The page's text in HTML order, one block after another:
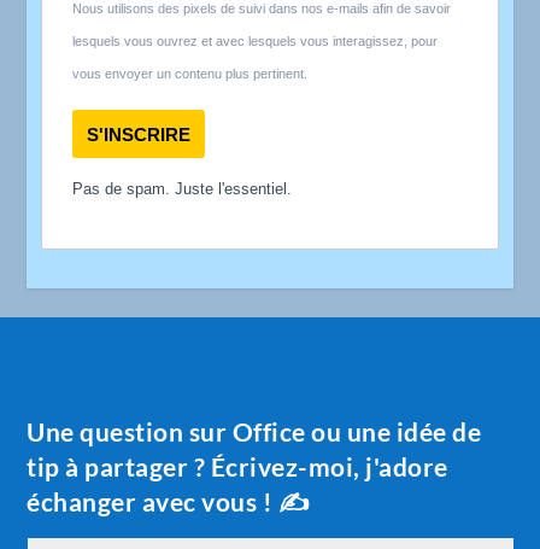
Nous utilisons des pixels de suivi dans nos e-mails afin de savoir
lesquels vous ouvrez et avec lesquels vous interagissez, pour
vous envoyer un contenu plus pertinent.
S'INSCRIRE
Pas de spam. Juste l'essentiel.
Une question sur Office ou une idée de
tip à partager ? Écrivez-moi, j'adore
échanger avec vous ! ✍️